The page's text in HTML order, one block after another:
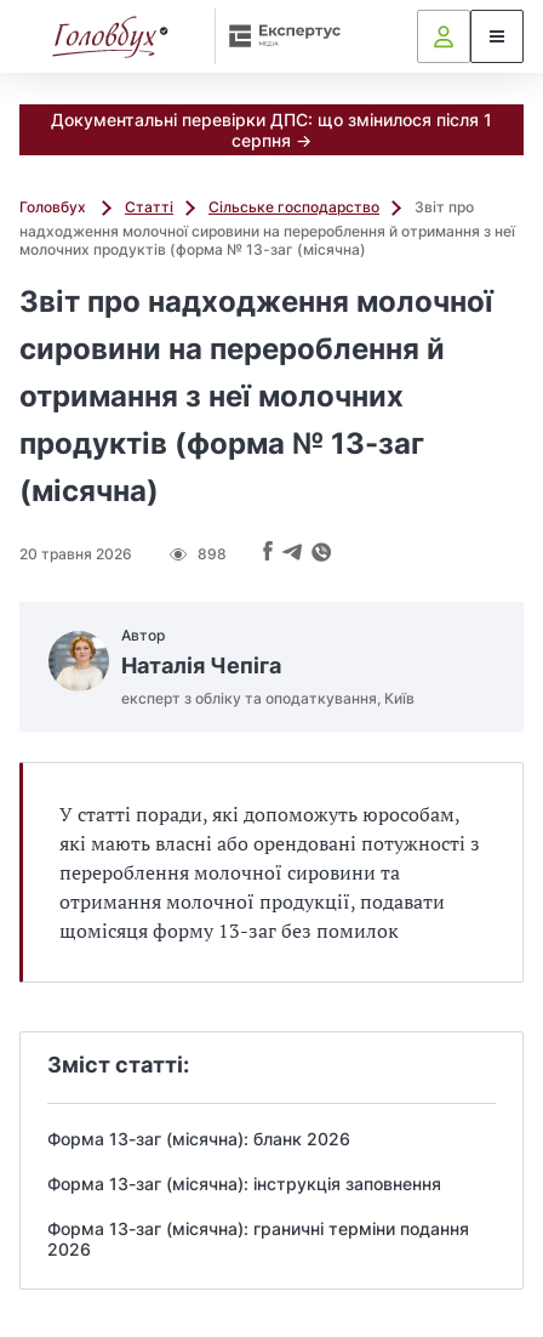
Документальні перевірки ДПС: що змінилося після 1
серпня →
Головбух Статті Сільське господарство
Звіт про
надходження молочної сировини на перероблення й отримання з неї
молочних продуктів (форма № 13-заг (місячна)
Звіт про надходження молочної
сировини на перероблення й
отримання з неї молочних
продуктів (форма № 13-заг
(місячна)
20 травня 2026 898
Автор
Наталія Чепіга
експерт з обліку та оподаткування, Київ
У статті поради, які допоможуть юрособам,
які мають власні або орендовані потужності з
перероблення молочної сировини та
отримання молочної продукції, подавати
щомісяця форму 13-заг без помилок
Зміст статті:
Форма 13-заг (місячна): бланк 2026
Форма 13-заг (місячна): інструкція заповнення
Форма 13-заг (місячна): граничні терміни подання
2026